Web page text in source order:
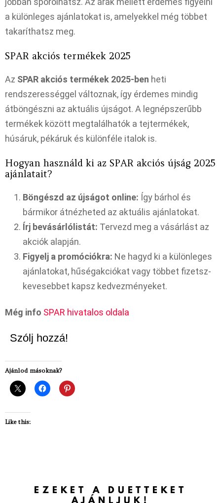
a különleges ajánlatokat is, amelyekkel még többet
takaríthatsz meg.
SPAR akciós termékek 2025
Az SPAR akciós termékek 2025-ben heti
rendszerességgel változnak, így érdemes mindig
átböngészni az aktuális újságot. A legnépszerűbb
termékek között megtalálhatók a tejtermékek,
húsáruk, pékáruk és különféle italok is.
Hogyan használd ki az SPAR akciós újság 2025
ajánlatait?
Böngészd az újságot online: Így bárhol és
bármikor átnézheted az aktuális ajánlatokat.
Írj bevásárlólistát: Tervezd meg a vásárlást az
akciók alapján.
Figyelj a promóciókra: Ne hagyd ki a különleges
ajánlatokat, hűségakciókat vagy többet fizetsz-
kevesebbet kapsz kedvezményeket.
Még info SPAR hivatalos oldala
Szólj hozzá!
Ajánlod másoknak?
Like this:
EZEKET A DUETTEKET